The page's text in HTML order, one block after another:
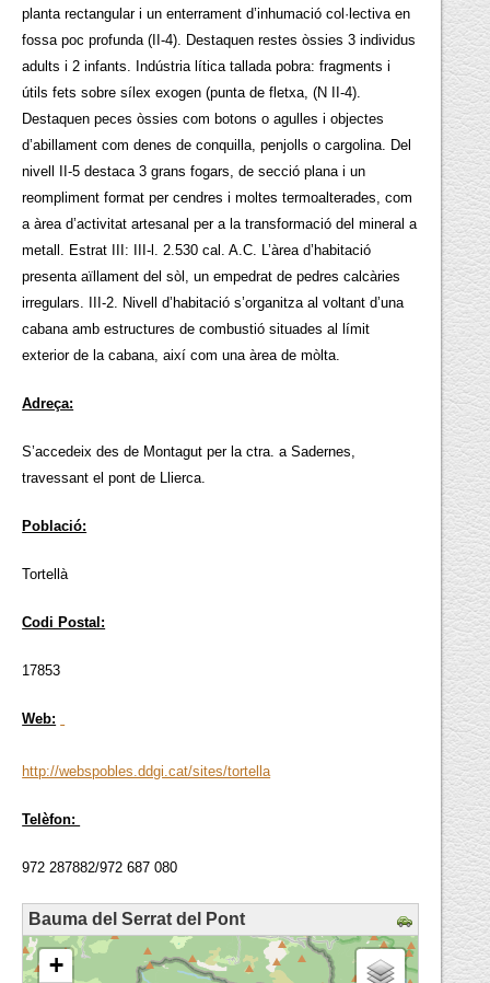
planta rectangular i un enterrament d’inhumació col·lectiva en
fossa poc profunda (II-4). Destaquen restes òssies 3 individus
adults i 2 infants. Indústria lítica tallada pobra: fragments i
útils fets sobre sílex exogen (punta de fletxa, (N II-4).
Destaquen peces òssies com botons o agulles i objectes
d’abillament com denes de conquilla, penjolls o cargolina. Del
nivell II-5 destaca 3 grans fogars, de secció plana i un
reompliment format per cendres i moltes termoalterades, com
a àrea d’activitat artesanal per a la transformació del mineral a
metall. Estrat III: III-l. 2.530 cal. A.C. L’àrea d’habitació
presenta aïllament del sòl, un empedrat de pedres calcàries
irregulars. III-2. Nivell d’habitació s’organitza al voltant d’una
cabana amb estructures de combustió situades al límit
exterior de la cabana, així com una àrea de mòlta.
Adreça:
S’accedeix des de Montagut per la ctra. a Sadernes,
travessant el pont de Llierca.
Població:
Tortellà
Codi Postal:
17853
Web:
http://webspobles.ddgi.cat/sites/tortella
Telèfon:
972 287882/972 687 080
Bauma del Serrat del Pont
loading map - please wait...
+